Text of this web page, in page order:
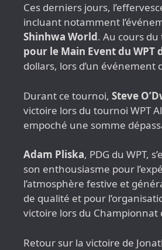
Ces derniers jours,
incluant notamment
Shinhwa World. Au cours
pour le Main Event du WPT
dollars, lors d’un
Durant ce tournoi, Steve
victoire lors du tournoi WPT
empoché une somme
Adam Pliska, PDG du WPT,
son enthousiasme pour
l’atmosphère festive et
de qualité et pour
victoire lors du Championnat
Retour sur la victoire de